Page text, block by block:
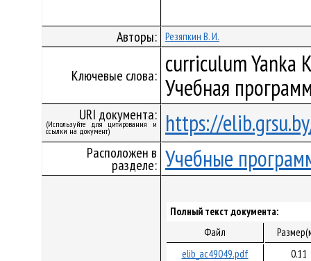
Авторы: Резяпкин В. И.
Ключевые слова: curriculum Yanka
Учебная
URI документа:
(Используйте для цитирования и
ссылки на документ) https://
Расположен в
разделе: Учебные
Полный текст документа:
Файл
elib_ac49049.pdf
0.11